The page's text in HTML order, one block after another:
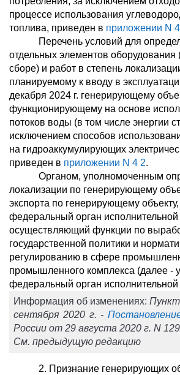
процессе использования
топлива, приведен в приложении N 4
Перечень условий для
отдельных элементов оборудования
сборе) и работ в степень
планируемому к вводу в
декабря 2024 г. генерирующему
функционирующему на основе
потоков воды (в том числе энергии
исключением способов
на гидроаккумулирующих
приведен в приложении N 4 2.
Органом, уполномоченным
локализации по генерирующему
экспорта по генерирующему
федеральный орган исполнительной
осуществляющий функции по
государственной политики и
регулированию в сфере
промышленного комплекса (далее -
федеральный орган исполнительной
Информация об изменениях:
сентября 2020 г. -
России от 29 августа 2020 г. N
См. предыдущую редакцию
2. Признание генерирующих